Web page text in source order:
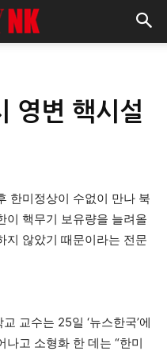
영변 핵시설
한미정상이 수없이 만나 북
이 핵무기 보유량을 늘려올
지 않았기 때문이라는 전문
교수는 25일 ‘뉴스한국’에
고 소형화 한 데는 “한미